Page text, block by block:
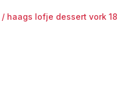
/ haags lofje dessert vork 18